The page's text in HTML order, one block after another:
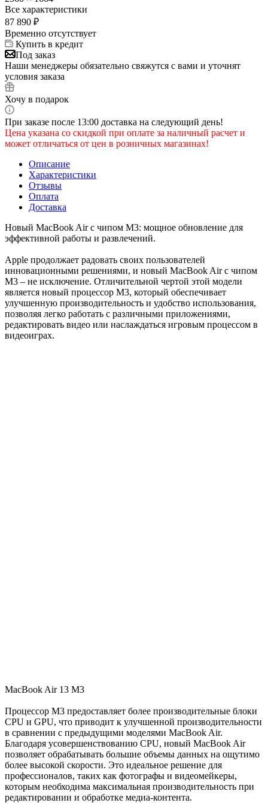
Все характеристики
87 890 ₽
Временно отсутствует
Купить в кредит
Под заказ
Наши менеджеры обязательно свяжутся с вами и уточнят
условия заказа
Хочу в подарок
При заказе после 13:00 доставка на следующий день!
Цена указана со скидкой при оплате за наличный расчет и
может отличаться от цен в розничных магазинах!
Описание
Характеристики
Отзывы
Оплата
Доставка
Новый MacBook Air с чипом M3: мощное обновление для
эффективной работы и развлечений.
Apple продолжает радовать своих пользователей
инновационными решениями, и новый MacBook Air с чипом
M3 – не исключение. Отличительной чертой этой модели
является новый процессор M3, который обеспечивает
улучшенную производительность и удобство использования,
позволяя легко работать с различными приложениями,
редактировать видео или наслаждаться игровым процессом в
видеоиграх.
MacBook Air 13 M3
Процессор M3 предоставляет более производительные блоки
CPU и GPU, что приводит к улучшенной производительности
в сравнении с предыдущими моделями MacBook Air.
Благодаря усовершенствованию CPU, новый MacBook Air
позволяет обрабатывать большие объемы данных на ощутимо
более высокой скорости. Это идеальное решение для
профессионалов, таких как фотографы и видеомейкеры,
которым необходима максимальная производительность при
редактировании и обработке медиа-контента.